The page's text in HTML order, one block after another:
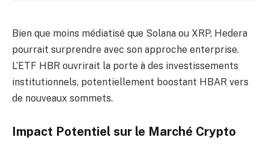
Bien que moins médiatisé que Solana ou XRP, Hedera
pourrait surprendre avec son approche enterprise.
L’ETF HBR ouvrirait la porte à des investissements
institutionnels, potentiellement boostant HBAR vers
de nouveaux sommets.
Impact Potentiel sur le Marché Crypto